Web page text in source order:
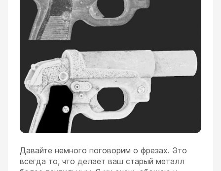
Давайте немного поговорим о фрезах. Это
всегда то, что делает ваш старый металл